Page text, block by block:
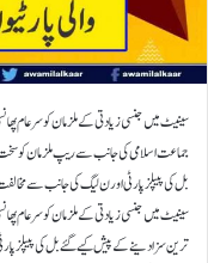
سینیٹ میں جنسی زیادتی کے ملزمان کو سرعام
جماعت اسلامی کی جانب سے ریپ ملزمان کو
بل کی پیپلز پارٹی اور ن لیگ کی جانب سے
سینیٹ میں جنسی زیادتی کے ملزمان کو سرعام
ترین سزا دینے کے پیش کیے گئے بل کی پیپلز